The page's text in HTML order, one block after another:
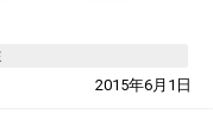
2015年6月1日